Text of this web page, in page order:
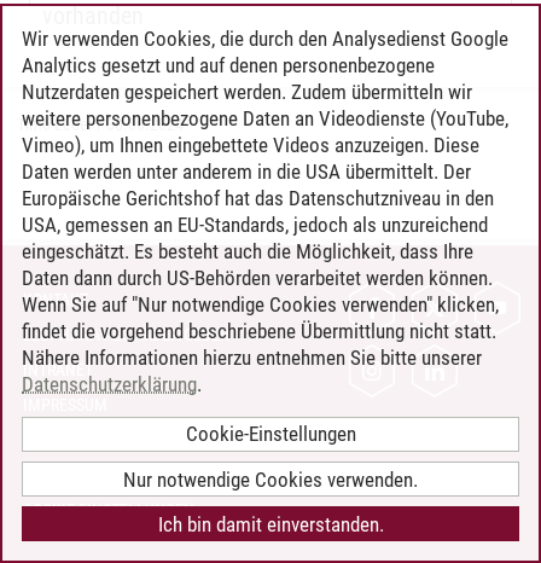
vorhanden
Timo Leder/30.06.2024
KONTAKT
LEUPHANA ALS ARBEITGEBER
INTRANET
BARRIEREFREIHEIT
COOKIE-EINSTELLUNGEN
Wir verwenden Cookies, die durch den Analysedienst Google
Analytics gesetzt und auf denen personenbezogene
Nutzerdaten gespeichert werden. Zudem übermitteln wir
weitere personenbezogene Daten an Videodienste (YouTube,
Vimeo), um Ihnen eingebettete Videos anzuzeigen. Diese
Daten werden unter anderem in die USA übermittelt. Der
Europäische Gerichtshof hat das Datenschutzniveau in den
USA, gemessen an EU-Standards, jedoch als unzureichend
eingeschätzt. Es besteht auch die Möglichkeit, dass Ihre
Daten dann durch US-Behörden verarbeitet werden können.
Wenn Sie auf "Nur notwendige Cookies verwenden" klicken,
findet die vorgehend beschriebene Übermittlung nicht statt.
Nähere Informationen hierzu entnehmen Sie bitte unserer
Datenschutzerklärung.
Cookie-Einstellungen
Nur notwendige Cookies verwenden.
Ich bin damit einverstanden.